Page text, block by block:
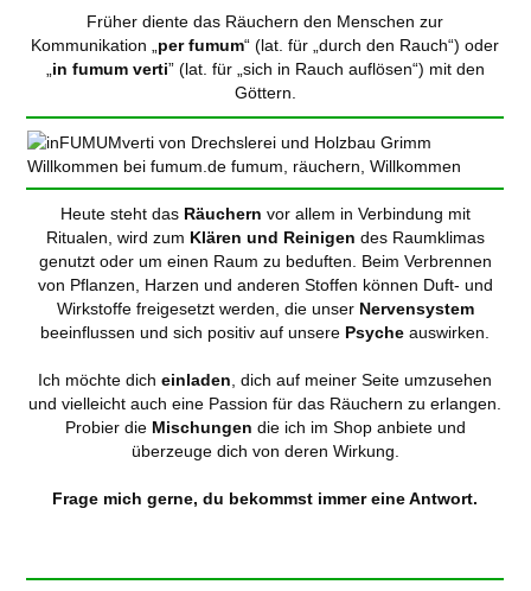
Früher diente das Räuchern den Menschen zur
Kommunikation „ per fumum“ (lat. für „durch den Rauch“) oder
in fumum verti” (lat. für „sich in Rauch auflösen“) mit den
Göttern.
Heute steht das Räuchern vor allem in Verbindung mit
Ritualen, wird zum Klären und Reinigen des Raumklimas
genutzt oder um einen Raum zu beduften. Beim Verbrennen
von Pflanzen, Harzen und anderen Stoffen können Duft- und
Wirkstoffe freigesetzt werden, die unser Nervensystem
beeinflussen und sich positiv auf unsere Psyche auswirken.
Ich möchte dicheinladen , dich auf meiner Seite umzusehen
und vielleicht auch eine Passion für das Räuchern zu erlangen.
Probier die Mischungen die ich im Shop anbiete und
überzeuge dich von deren Wirkung.
Frage mich gerne, du bekommst immer eine Antwort.